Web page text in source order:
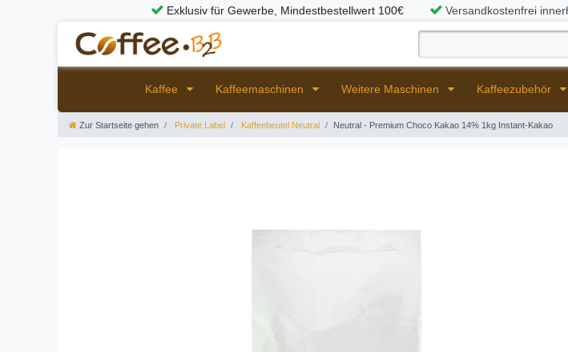
Exklusiv für Gewerbe, Mindestbestellwert 100€ Versandkostenfrei
Kaffee Kaffeemaschinen Weitere Maschinen Kaffeezubehör
Zur Startseite gehen Private Label Kaffeebeutel Neutral Neutral - Premium Choco Kakao 14% 1kg Instant-Kakao